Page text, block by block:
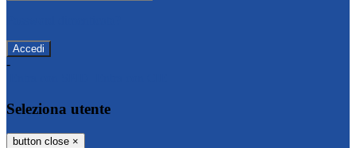
-
Seleziona utente
button close ×